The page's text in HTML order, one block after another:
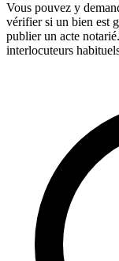
Vous pouvez y
vérifier si un bien est
publier un acte
interlocuteurs